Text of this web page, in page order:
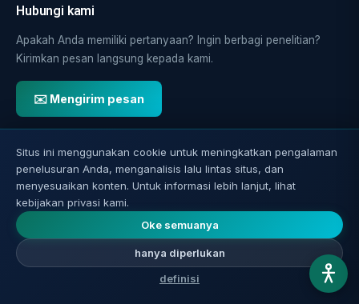
Hubungi kami
Apakah Anda memiliki pertanyaan? Ingin berbagi penelitian?
Kirimkan pesan langsung kepada kami.
✉️ Mengirim pesan
Artikel baru langsung ke email.
pendaftaran
Situs ini menggunakan cookie untuk meningkatkan pengalaman
penelusuran Anda, menganalisis lalu lintas situs, dan
menyesuaikan konten. Untuk informasi lebih lanjut, lihat
kebijakan privasi kami.
Oke semuanya
hanya diperlukan
definisi